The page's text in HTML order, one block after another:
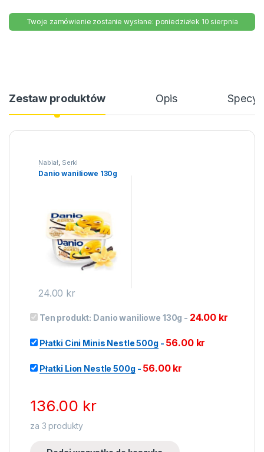
Twoje zamówienie zostanie wysłane: poniedziałek 10 sierpnia
Zestaw produktów Opis
Nabiał, Serki
homogenizowane
Danio waniliowe 130g
24.00 kr
Ten produkt: Danio waniliowe 130g - 24.00 kr
Płatki Cini Minis Nestle 500g - 56.00 kr
Płatki Lion Nestle 500g - 56.00 kr
136.00 kr
za 3 produkty